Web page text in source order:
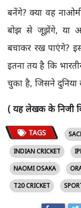
बनेंगे? क्या वह
बोझ से जूझेंगे, या
बचाकर रख पाएंगे?
इतना तय है कि
चुका है, जिसने दुनिया
( यह लेखक के निजी
TAGS
INDIAN CRICKET
NAOMI OSAKA
T20 CRICKET